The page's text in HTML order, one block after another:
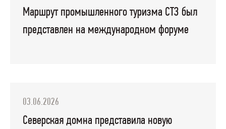
Маршрут промышленного туризма СТЗ был
представлен на международном форуме
03.06.2026
Северская домна представила новую